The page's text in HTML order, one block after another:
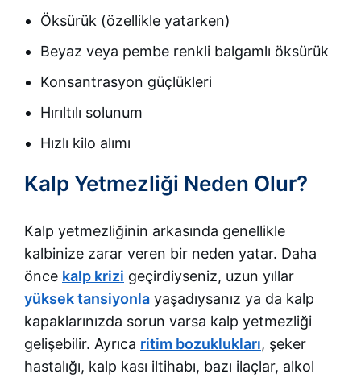
Öksürük (özellikle yatarken)
Beyaz veya pembe renkli balgamlı öksürük
Konsantrasyon güçlükleri
Hırıltılı solunum
Hızlı kilo alımı
Kalp Yetmezliği Neden Olur?
Kalp yetmezliğinin arkasında genellikle
kalbinize zarar veren bir neden yatar. Daha
önce kalp krizi geçirdiyseniz, uzun yıllar
yüksek tansiyonla yaşadıysanız ya da kalp
kapaklarınızda sorun varsa kalp yetmezliği
gelişebilir. Ayrıca ritim bozuklukları, şeker
hastalığı, kalp kası iltihabı, bazı ilaçlar, alkol